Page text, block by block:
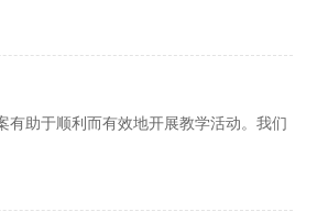
助于顺利而有效地开展教学活动。我们